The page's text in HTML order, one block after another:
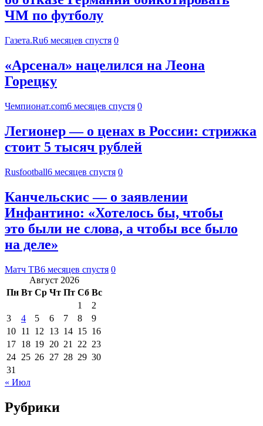
ЧМ по футболу
Газета.Ru6 месяцев спустя 0
«Арсенал» нацелился на Леона
Горецку
Чемпионат.com6 месяцев спустя 0
Легионер — о ценах в России: стрижка
стоит 5 тысяч рублей
Rusfootball6 месяцев спустя 0
Канчельскис — о заявлении
Инфантино: «Хотелось бы, чтобы
это были не слова, а чтобы все было
на деле»
Матч ТВ6 месяцев спустя 0
Август 2026
Пн Вт Ср Чт Пт Сб Вс
1
2
3
4 5 6 7 8
9
10 11 12 13 14 15 16
17 18 19 20 21 22 23
24 25 26 27 28 29 30
31
« Июл
Рубрики